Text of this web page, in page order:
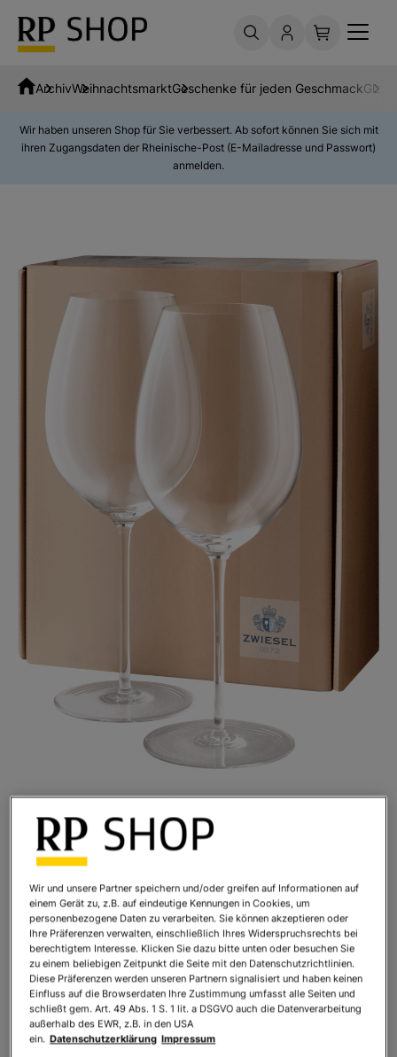
ArchivWeihnachtsmarktGeschenke für jeden GeschmackGlas
Wir haben unseren Shop für Sie verbessert. Ab sofort können Sie sich mit
ihren Zugangsdaten der Rheinische-Post (E-Mailadresse und Passwort)
anmelden.
Glas Enoteca, 2er im Schmuckkarton
Art.Nr.: 9030004036
Sofort lieferbar
Ihr Preis:59,90 €*
* inkl. MwSt. zzgl.Versandkosten
Anzahl: In den Warenkorb
Wir und unsere Partner speichern und/oder greifen auf Informationen auf
einem Gerät zu, z.B. auf eindeutige Kennungen in Cookies, um
personenbezogene Daten zu verarbeiten. Sie können akzeptieren oder
Ihre Präferenzen verwalten, einschließlich Ihres Widerspruchsrechts bei
berechtigtem Interesse. Klicken Sie dazu bitte unten oder besuchen Sie
zu einem beliebigen Zeitpunkt die Seite mit den Datenschutzrichtlinien.
Diese Präferenzen werden unseren Partnern signalisiert und haben keinen
Einfluss auf die Browserdaten Ihre Zustimmung umfasst alle Seiten und
schließt gem. Art. 49 Abs. 1 S. 1 lit. a DSGVO auch die Datenverarbeitung
außerhalb des EWR, z.B. in den USA
ein. Datenschutzerklärung Impressum